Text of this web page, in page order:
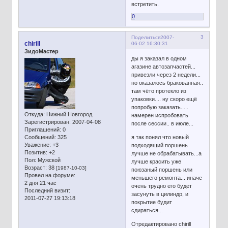
встретить.
0
Поделиться 3
2007-
06-02 16:30:31
chirill
ЗидоМастер
Откуда: Нижний Новгород
Зарегистрирован: 2007-04-08
Приглашений: 0
Сообщений: 325
Уважение: +3
Позитив: +2
Пол: Мужской
Возраст: 38 [1987-10-03]
Провел на форуме:
2 дня 21 час
Последний визит:
2011-07-27 19:13:18
ды я заказал в одном
агазине автозапчастей...
привезли через 2 недели...
но оказалось бракованная..
там чёто протекло из
упаковки.... ну скоро ещё
попробую заказать.....
намерен испробовать
после сессии.. в июле...
я так понял что новый
подходящий поршень
лучше не обрабатывать...а
лучше красить уже
поюзаный поршень или
меньшего ремонта... иначе
очень трудно его будет
засунуть в цилиндр, и
покрытие будит
сдираться...
Отредактировано chirill